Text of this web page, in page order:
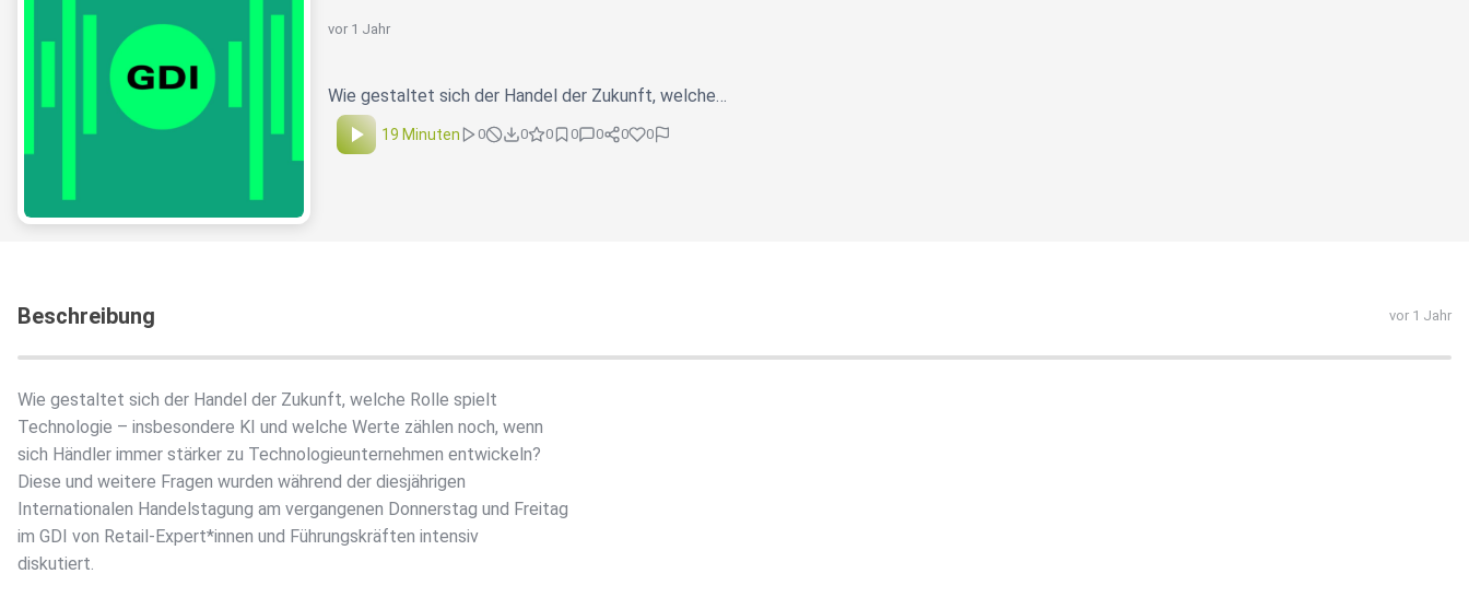
vor 1 Jahr
Wie gestaltet sich der Handel der Zukunft, welche…
19 Minuten 0 0 0 0 0 0 0
Beschreibung vor 1 Jahr
Wie gestaltet sich der Handel der Zukunft, welche Rolle spielt
Technologie – insbesondere KI und welche Werte zählen noch, wenn
sich Händler immer stärker zu Technologieunternehmen entwickeln?
Diese und weitere Fragen wurden während der diesjährigen
Internationalen Handelstagung am vergangenen Donnerstag und Freitag
im GDI von Retail-Expert*innen und Führungskräften intensiv
diskutiert.